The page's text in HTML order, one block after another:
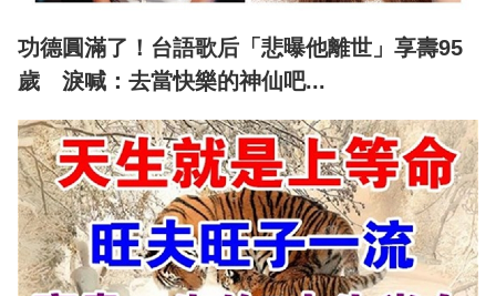
功德圓滿了！台語歌后「悲曝他離世」享壽95
歲 淚喊：去當快樂的神仙吧...